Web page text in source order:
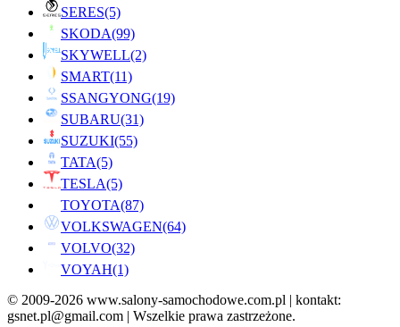
SERES(5)
SKODA(99)
SKYWELL(2)
SMART(11)
SSANGYONG(19)
SUBARU(31)
SUZUKI(55)
TATA(5)
TESLA(5)
TOYOTA(87)
VOLKSWAGEN(64)
VOLVO(32)
VOYAH(1)
© 2009-2026 www.salony-samochodowe.com.pl | kontakt:
gsnet.pl@gmail.com | Wszelkie prawa zastrzeżone.